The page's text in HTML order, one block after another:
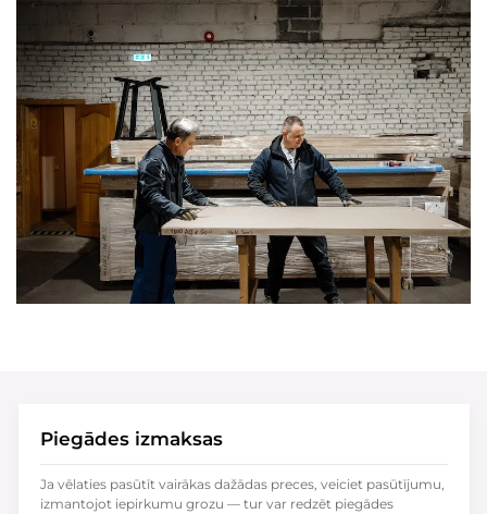
Piegādes izmaksas
Ja vēlaties pasūtīt vairākas dažādas preces, veiciet pasūtījumu,
izmantojot iepirkumu grozu — tur var redzēt piegādes